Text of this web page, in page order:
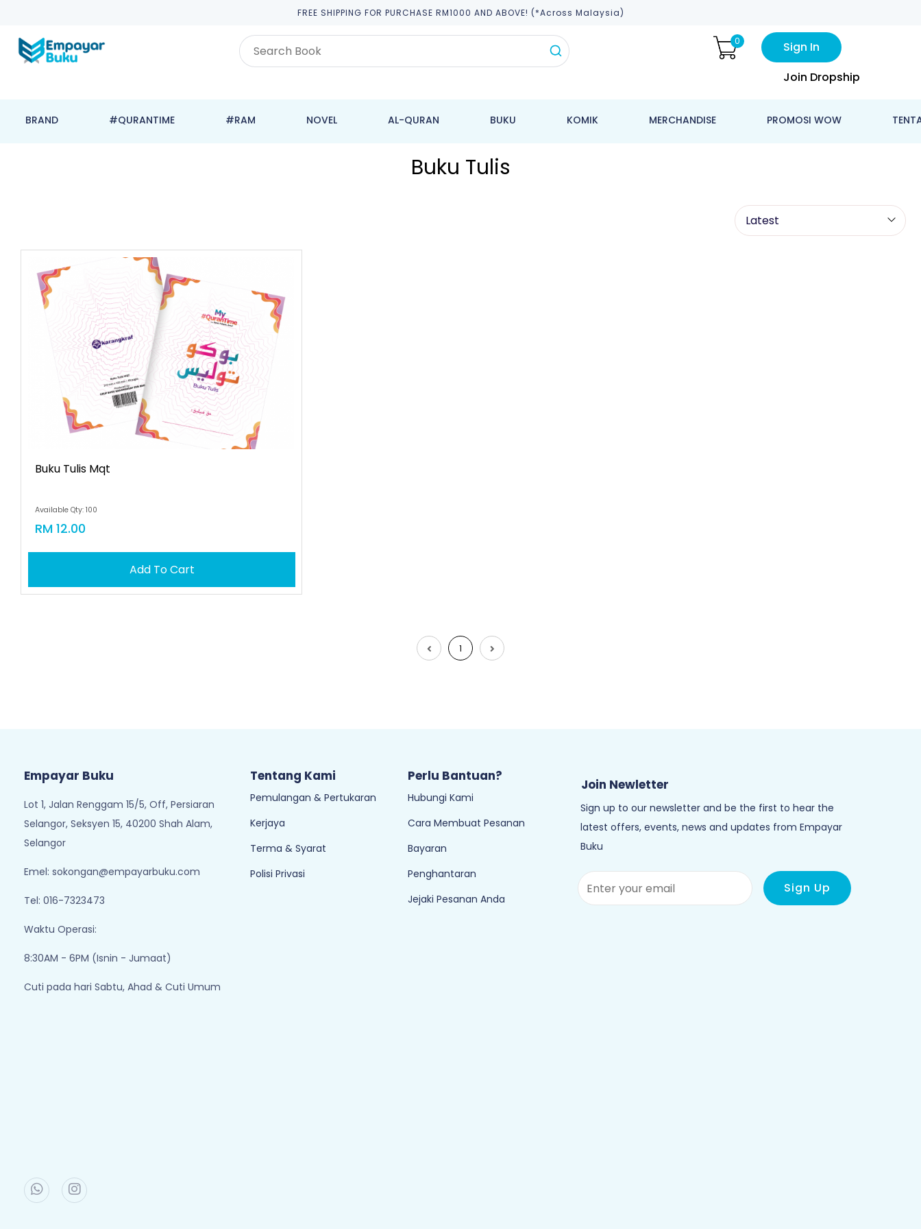
FREE SHIPPING FOR PURCHASE RM1000 AND ABOVE! (*across Malaysia)
0
Sign In
Join Dropship
BRAND #QURANTIME #RAM NOVEL AL-QURAN BUKU KOMIK MERCHANDISE PROMOSI WOW
Buku Tulis
Buku Tulis Mqt
Available Qty: 100
RM 12.00
Add To Cart
1
Empayar Buku
Lot 1, Jalan Renggam 15/5, Off, Persiaran
Selangor, Seksyen 15, 40200 Shah Alam,
Selangor
Emel: sokongan@empayarbuku.com
Tel: 016-7323473
Waktu Operasi:
8:30AM - 6PM (Isnin - Jumaat)
Cuti pada hari Sabtu, Ahad & Cuti Umum
Tentang Kami
Pemulangan & Pertukaran
Kerjaya
Terma & Syarat
Polisi Privasi
Perlu Bantuan?
Hubungi Kami
Cara Membuat Pesanan
Bayaran
Penghantaran
Jejaki Pesanan Anda
Join Newletter
Sign up to our newsletter and be the first to hear the
latest offers, events, news and updates from Empayar
Buku